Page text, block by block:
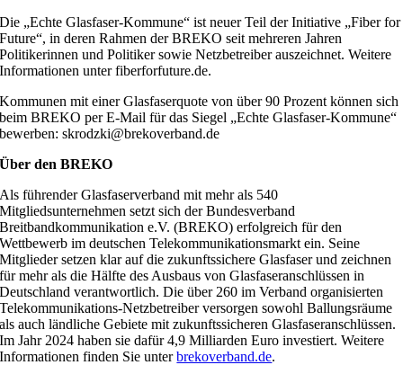
Die „Echte Glasfaser-Kommune“ ist neuer Teil der Initiative „Fiber for
Future“, in deren Rahmen der BREKO seit mehreren Jahren
Politikerinnen und Politiker sowie Netzbetreiber auszeichnet. Weitere
Informationen unter fiberforfuture.de.
Kommunen mit einer Glasfaserquote von über 90 Prozent können sich
beim BREKO per E-Mail für das Siegel „Echte Glasfaser-Kommune“
bewerben: skrodzki@brekoverband.de
Über den BREKO
Als führender Glasfaserverband mit mehr als 540
Mitgliedsunternehmen setzt sich der Bundesverband
Breitbandkommunikation e.V. (BREKO) erfolgreich für den
Wettbewerb im deutschen Telekommunikationsmarkt ein. Seine
Mitglieder setzen klar auf die zukunftssichere Glasfaser und zeichnen
für mehr als die Hälfte des Ausbaus von Glasfaseranschlüssen in
Deutschland verantwortlich. Die über 260 im Verband organisierten
Telekommunikations-Netzbetreiber versorgen sowohl Ballungsräume
als auch ländliche Gebiete mit zukunftssicheren Glasfaseranschlüssen.
Im Jahr 2024 haben sie dafür 4,9 Milliarden Euro investiert. Weitere
Informationen finden Sie unterbrekoverband.de.